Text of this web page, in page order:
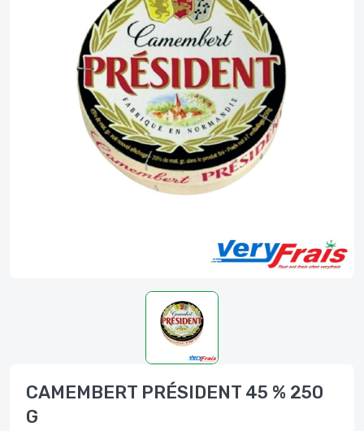
CAMEMBERT PRÉSIDENT 45 % 250
G